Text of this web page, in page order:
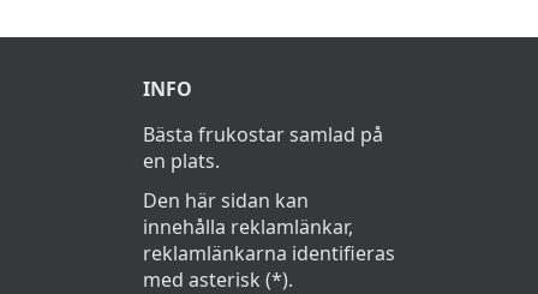
INFO
Bästa frukostar samlad på
en plats.
Den här sidan kan
innehålla reklamlänkar,
reklamlänkarna identifieras
med asterisk (*).